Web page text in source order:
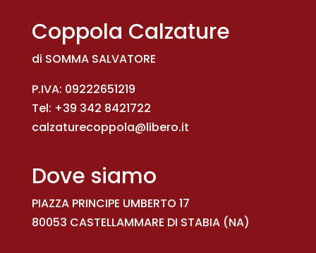
Coppola Calzature
di SOMMA SALVATORE
P.IVA: 09222651219
Tel: +39 342 8421722
calzaturecoppola@libero.it
Dove siamo
PIAZZA PRINCIPE UMBERTO 17
80053 CASTELLAMMARE DI STABIA (NA)